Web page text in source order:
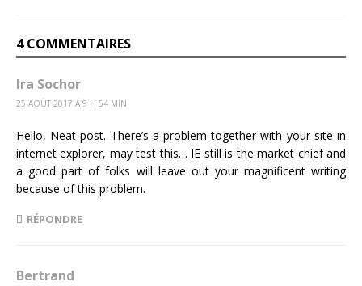
4 COMMENTAIRES
Ira Sochor
25 AOÛT 2017 Á 9 H 54 MIN
Hello, Neat post. There’s a problem together with your site in
internet explorer, may test this… IE still is the market chief and
a good part of folks will leave out your magnificent writing
because of this problem.
RÉPONDRE
Bertrand